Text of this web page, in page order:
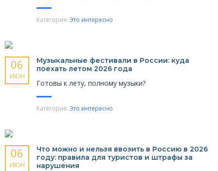
Категория: Это интересно
06
ИЮН
Музыкальные фести­вали в России: куда
поехать летом 2026 года
Готовы к лету, полному музыки?
Категория: Это интересно
06
ИЮН
Что можно и нельзя ввозить в Россию в 2026
году: правила для туристов и штрафы за
нарушения